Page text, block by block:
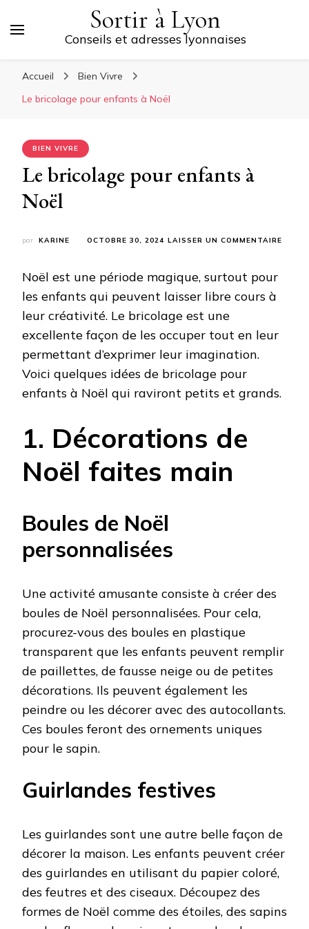
Sortir à Lyon
Conseils et adresses lyonnaises
Accueil
Bien Vivre
Le bricolage pour enfants à Noël
BIEN VIVRE
Le bricolage pour enfants à
Noël
par KARINE OCTOBRE 30, 2024 LAISSER UN COMMENTAIRE
Noël est une période magique, surtout pour
les enfants qui peuvent laisser libre cours à
leur créativité. Le bricolage est une
excellente façon de les occuper tout en leur
permettant d’exprimer leur imagination.
Voici quelques idées de bricolage pour
enfants à Noël qui raviront petits et grands.
1. Décorations de
Noël faites main
Boules de Noël
personnalisées
Une activité amusante consiste à créer des
boules de Noël personnalisées. Pour cela,
procurez-vous des boules en plastique
transparent que les enfants peuvent remplir
de paillettes, de fausse neige ou de petites
décorations. Ils peuvent également les
peindre ou les décorer avec des autocollants.
Ces boules feront des ornements uniques
pour le sapin.
Guirlandes festives
Les guirlandes sont une autre belle façon de
décorer la maison. Les enfants peuvent créer
des guirlandes en utilisant du papier coloré,
des feutres et des ciseaux. Découpez des
formes de Noël comme des étoiles, des sapins